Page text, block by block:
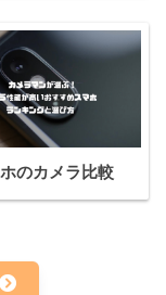
のカメラ比較